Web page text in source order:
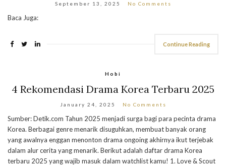
September 13, 2025 No Comments
Baca Juga:
Continue Reading
Hobi
4 Rekomendasi Drama Korea Terbaru 2025
January 24, 2025 No Comments
Sumber: Detik.com Tahun 2025 menjadi surga bagi para pecinta drama
Korea. Berbagai genre menarik disuguhkan, membuat banyak orang
yang awalnya enggan menonton drama ongoing akhirnya ikut terjebak
dalam alur cerita yang menarik. Berikut adalah daftar drama Korea
terbaru 2025 yang wajib masuk dalam watchlist kamu! 1. Love & Scout